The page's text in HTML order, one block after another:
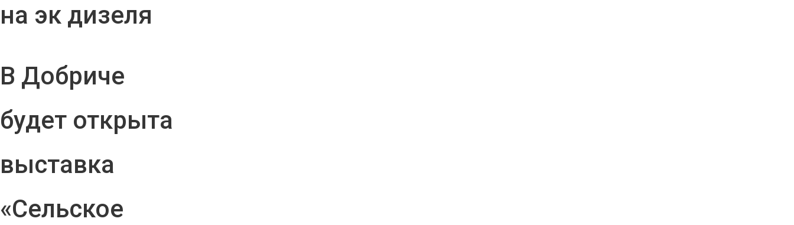
на эк дизеля
В Добриче
будет открыта
выставка
«Сельское